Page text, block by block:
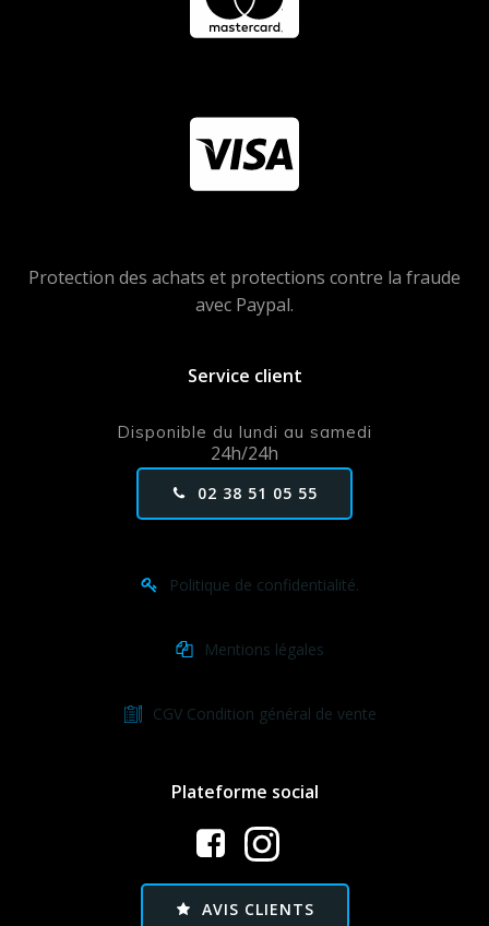
Protection des achats et protections contre la fraude
avec Paypal.
Service client
Disponible du lundi au samedi
24h/24h
02 38 51 05 55
Politique de confidentialité.
Mentions légales
CGV Condition général de vente
Plateforme social
AVIS CLIENTS